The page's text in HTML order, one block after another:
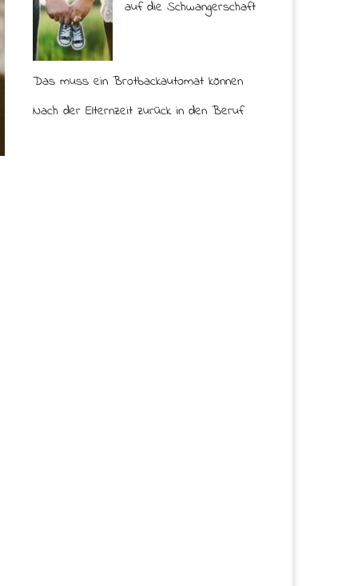
auf die Schwangerschaft
Das muss ein Brotbackautomat können
Nach der Elternzeit zurück in den Beruf